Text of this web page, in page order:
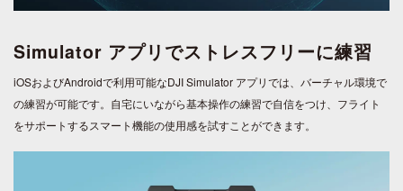
Simulator アプリでストレスフリーに練習
iOSおよびAndroidで利用可能なDJI Simulator アプリでは、バーチャル環境で
の練習が可能です。自宅にいながら基本操作の練習で自信をつけ、フライト
をサポートするスマート機能の使用感を試すことができます。